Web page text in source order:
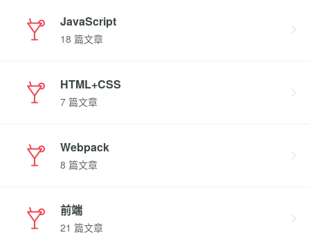
JavaScript
18 篇文章
HTML+CSS
7 篇文章
Webpack
8 篇文章
前端
21 篇文章